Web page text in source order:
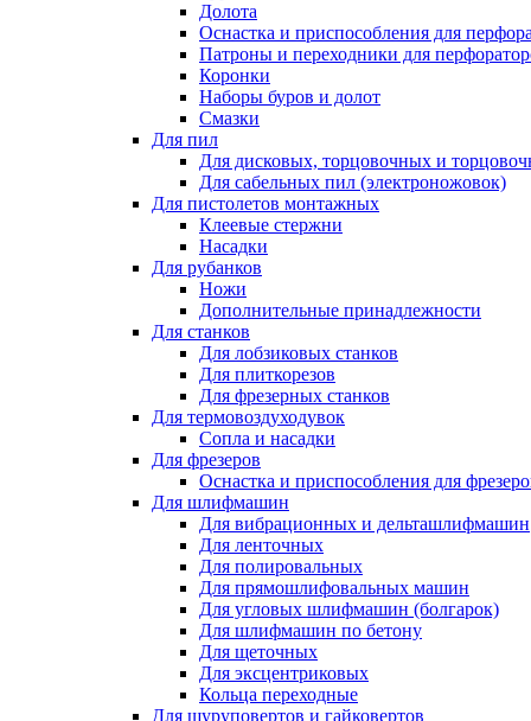
Долота
Оснастка и приспособления для
Патроны и переходники для
Коронки
Наборы буров и долот
Смазки
Для пил
Для дисковых, торцовочных и
Для сабельных пил (электроножовок)
Для пистолетов монтажных
Клеевые стержни
Насадки
Для рубанков
Ножи
Дополнительные принадлежности
Для станков
Для лобзиковых станков
Для плиткорезов
Для фрезерных станков
Для термовоздуходувок
Сопла и насадки
Для фрезеров
Оснастка и приспособления для
Для шлифмашин
Для вибрационных и дельташлифмашин
Для ленточных
Для полировальных
Для прямошлифовальных машин
Для угловых шлифмашин (болгарок)
Для шлифмашин по бетону
Для щеточных
Для эксцентриковых
Кольца переходные
Для шуруповертов и гайковертов